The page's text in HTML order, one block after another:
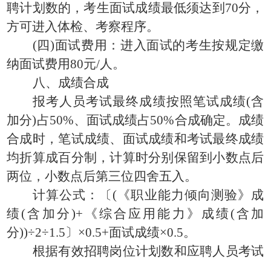
聘计划数的，考生面试成绩最低须达到70分，
方可进入体检、考察程序。
(四)面试费用：进入面试的考生按规定缴
纳面试费用80元/人。
八、成绩合成
报考人员考试最终成绩按照笔试成绩(含
加分)占50%、面试成绩占50%合成确定。成绩
合成时，笔试成绩、面试成绩和考试最终成绩
均折算成百分制，计算时分别保留到小数点后
两位，小数点后第三位四舍五入。
计算公式：〔(《职业能力倾向测验》成
绩(含加分)+《综合应用能力》成绩(含加
分))÷2÷1.5〕×0.5+面试成绩×0.5。
根据有效招聘岗位计划数和应聘人员考试